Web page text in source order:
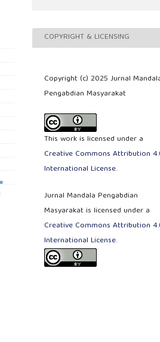
COPYRIGHT & LICENSING
Copyright (c) 2025 Jurnal
Pengabdian Masyarakat
This work is licensed under a
Creative Commons Attribution
International License.
Jurnal Mandala Pengabdian
Masyarakat is licensed under a
Creative Commons Attribution
International License.